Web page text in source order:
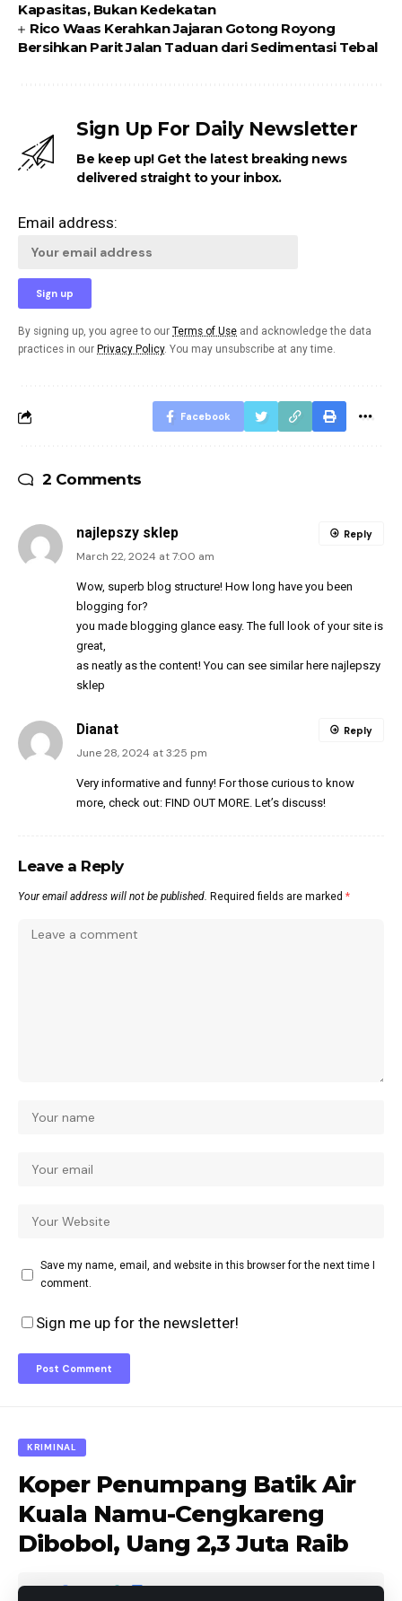
Kapasitas, Bukan Kedekatan
Rico Waas Kerahkan Jajaran Gotong Royong
Bersihkan Parit Jalan Taduan dari Sedimentasi Tebal
Sign Up For Daily Newsletter
Be keep up! Get the latest breaking news
delivered straight to your inbox.
Email address:
By signing up, you agree to our Terms of Use and acknowledge the data
practices in our Privacy Policy. You may unsubscribe at any time.
Facebook
2 Comments
najlepszy sklep
March 22, 2024 at 7:00 am
Wow, superb blog structure! How long have you been
blogging for?
you made blogging glance easy. The full look of your site is
great,
as neatly as the content! You can see similar here najlepszy
sklep
Reply
Dianat
June 28, 2024 at 3:25 pm
Very informative and funny! For those curious to know
more, check out: FIND OUT MORE. Let’s discuss!
Reply
Leave a Reply
Your email address will not be published. Required fields are marked *
Save my name, email, and website in this browser for the next time I
comment.
Sign me up for the newsletter!
KRIMINAL
Koper Penumpang Batik Air
Kuala Namu-Cengkareng
Dibobol, Uang 2,3 Juta Raib